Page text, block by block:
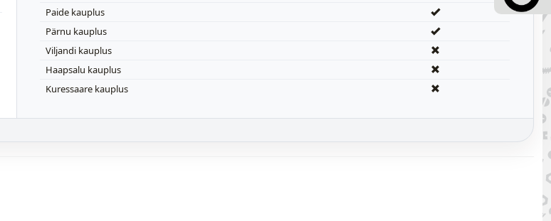
Paide kauplus
Pärnu kauplus
Viljandi kauplus
Haapsalu kauplus
Kuressaare kauplus